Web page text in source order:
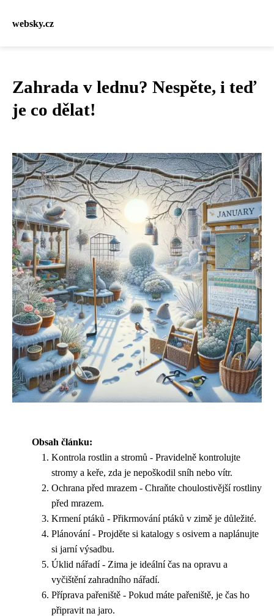
websky.cz
Zahrada v lednu? Nespěte, i teď
je co dělat!
Obsah článku:
Kontrola rostlin a stromů - Pravidelně kontrolujte
stromy a keře, zda je nepoškodil sníh nebo vítr.
Ochrana před mrazem - Chraňte choulostivější rostliny
před mrazem.
Krmení ptáků - Přikrmování ptáků v zimě je důležité.
Plánování - Projděte si katalogy s osivem a naplánujte
si jarní výsadbu.
Úklid nářadí - Zima je ideální čas na opravu a
vyčištění zahradního nářadí.
Příprava pařeniště - Pokud máte pařeniště, je čas ho
připravit na jaro.